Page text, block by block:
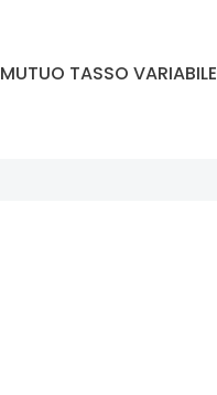
MUTUO TASSO VARIABILE